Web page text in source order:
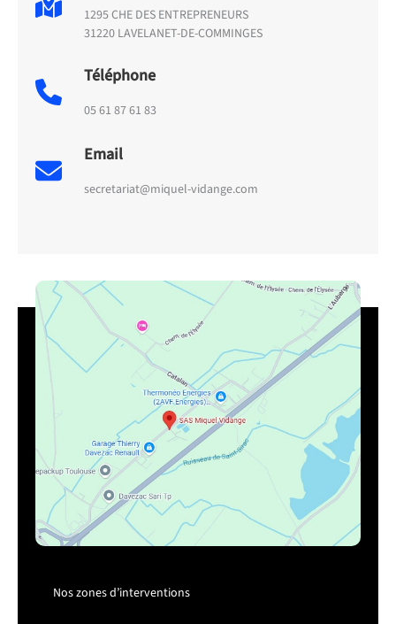
1295 CHE DES ENTREPRENEURS
31220 LAVELANET-DE-COMMINGES
Téléphone
05 61 87 61 83
Email
secretariat@miquel-vidange.com
Nos zones d’interventions